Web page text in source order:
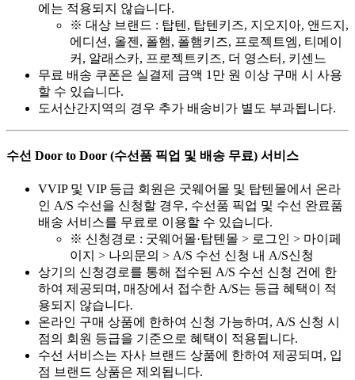
에는 적용되지 않습니다.
※ 대상 브랜드 : 탑텐, 탑텐키즈, 지오지아, 앤드지,
에디션, 올젠, 폴햄, 폴햄키즈, 프로젝트엠, 티메이
커, 알래스카, 프로젝트키즈, 더 영스터, 키센느
무료 배송 쿠폰은 실결제 금액 1만 원 이상 구매 시 사용
할 수 있습니다.
도서산간지역의 경우 추가 배송비가 별도 부과됩니다.
수선 Door to Door (수선품 픽업 및 배송 무료) 서비스
VVIP 및 VIP 등급 회원은 굿웨어몰 및 탑텐몰에서 온라
인 A/S 수선을 신청할 경우, 수선품 픽업 및 수선 완료품
배송 서비스를 무료로 이용할 수 있습니다.
※ 신청경로 : 굿웨어몰·탑텐몰 > 로그인 > 마이페
이지 > 나의문의 > A/S 수선 신청 내 A/S신청
상기의 신청경로를 통해 접수된 A/S 수선 신청 건에 한
하여 제공되며, 매장에서 접수한 A/S는 등급 혜택이 적
용되지 않습니다.
온라인 구매 상품에 한하여 신청 가능하며, A/S 신청 시
점의 회원 등급을 기준으로 혜택이 적용됩니다.
수선 서비스는 자사 브랜드 상품에 한하여 제공되며, 입
점 브랜드 상품은 제외됩니다.